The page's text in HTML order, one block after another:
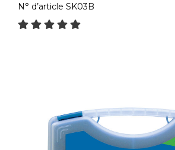
N° d’article SK03B